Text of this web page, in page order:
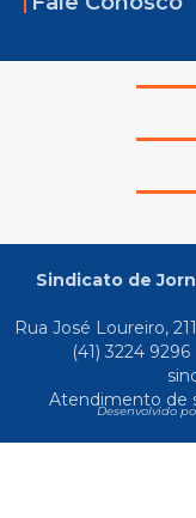
Sindicato de
Rua José Loureiro,
(41) 3224 9296
Atendimento de
Desenvolvido